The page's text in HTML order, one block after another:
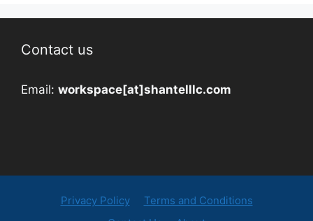
Contact us
Email: workspace[at]shantelllc.com
Privacy Policy
Terms and Conditions